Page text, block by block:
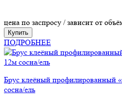
цена по заспросу / зависит от
Купить
ПОДРОБНЕЕ
Брус клеёный профилированный
сосна/ель